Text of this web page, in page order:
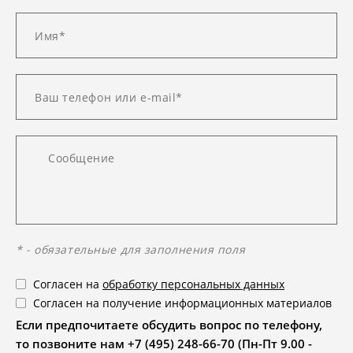
* - обязательные для заполнения поля
Согласен на обработку персональных данных
Согласен на получение информационных материалов
Если предпочитаете обсудить вопрос по телефону,
то позвоните нам +7 (495) 248-66-70 (Пн-Пт 9.00 -